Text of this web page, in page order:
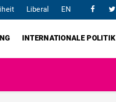
Liberal EN
INTERNATIONALE POLITIK